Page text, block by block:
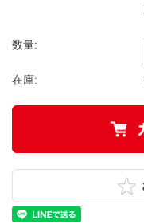
数量:
在庫: